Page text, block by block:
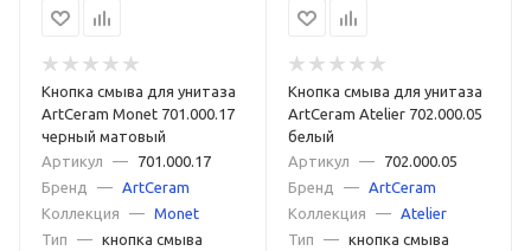
Кнопка смыва для унитаза
ArtCeram Monet 701.000.17
черный матовый
Артикул
—
701.000.17
Бренд
— ArtCeram
Коллекция
— Monet
Тип
— кнопка смыва
Кнопка смыва для унитаза
ArtCeram Atelier 702.000.05
белый
Артикул
—
702.000.05
Бренд
—
ArtCeram
Коллекция
—
Atelier
Тип
—
кнопка смыва